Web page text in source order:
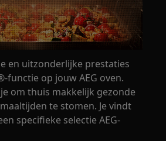
en uitzonderlijke prestaties
functie op jouw AEG oven.
om thuis makkelijk gezonde
te stomen. Je vindt
specifieke selectie AEG-